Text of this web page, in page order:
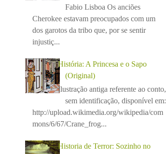
Fabio Lisboa Os anciões
Cherokee estavam preocupados com um
dos garotos da tribo que, por se sentir
injustiç...
História: A Princesa e o Sapo
(Original)
Ilustração antiga referente ao conto,
sem identificação, disponível em:
http://upload.wikimedia.org/wikipedia/com
mons/6/67/Crane_frog...
Historia de Terror: Sozinho no